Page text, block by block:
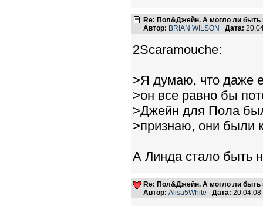
Re: Пол&Джейн. А могло ли быть
Автор: BRIAN WILSON Дата:
2Scaramouche:
>Я думаю, что даже
>он все равно бы
>Джейн для Пола
>признаю, они были
А Линда стало быть
Re: Пол&Джейн. А могло ли быть
Автор: Alisa5White Дата: